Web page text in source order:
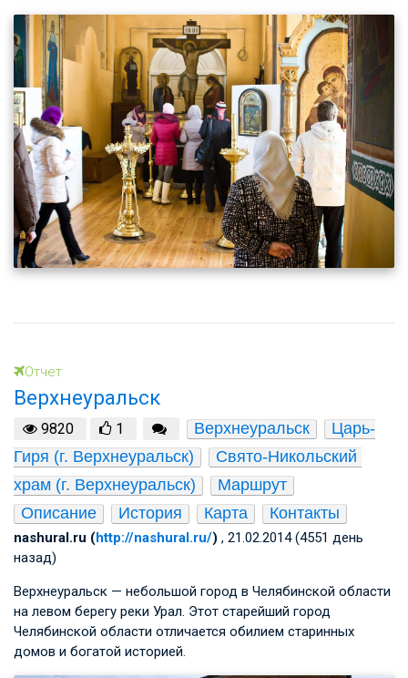
Отчет
Верхнеуральск
9820 1 Верхнеуральск
Царь-
Гиря (г. Верхнеуральск)
Свято-Никольский
храм (г. Верхнеуральск)
Маршрут
Описание
История Карта Контакты
nashural.ru (http://nashural.ru/) , 21.02.2014 (4551 день
назад)
Верхнеуральск — небольшой город в Челябинской области
на левом берегу реки Урал. Этот старейший город
Челябинской области отличается обилием старинных
домов и богатой историей.